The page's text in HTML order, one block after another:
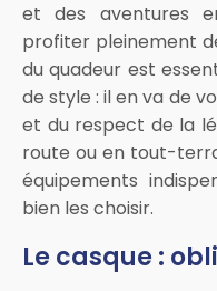
et des aventures
profiter pleinement
du quadeur est
de style : il en va de
et du respect de la
route ou en tout-
équipements
bien les choisir.
Le casque :